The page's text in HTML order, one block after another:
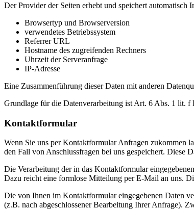
Der Provider der Seiten erhebt und speichert
Browsertyp und Browserversion
verwendetes Betriebssystem
Referrer URL
Hostname des zugreifenden Rechners
Uhrzeit der Serveranfrage
IP-Adresse
Eine Zusammenführung dieser Daten mit anderen
Grundlage für die Datenverarbeitung ist Art. 6 Abs. 1 lit.
Kontaktformular
Wenn Sie uns per Kontaktformular Anfragen zukommen
den Fall von Anschlussfragen bei uns gespeichert. Diese
Die Verarbeitung der in das Kontaktformular
Dazu reicht eine formlose Mitteilung per E-Mail an uns.
Die von Ihnen im Kontaktformular eingegebenen Daten
(z.B. nach abgeschlossener Bearbeitung Ihrer Anfrage).